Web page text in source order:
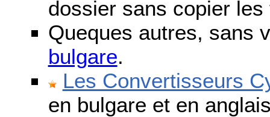
dossier sans copier les
Queques autres, sans
bulgare.
Les Convertisseurs
en bulgare et en